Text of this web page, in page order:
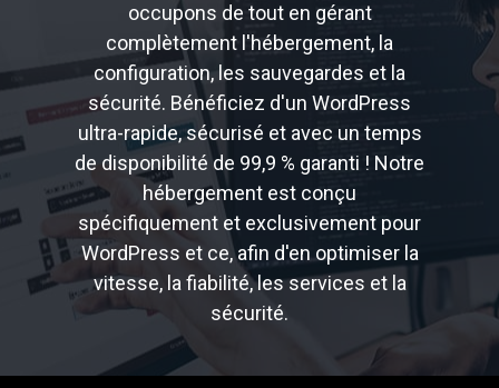
occupons de tout en gérant
complètement l'hébergement, la
configuration, les sauvegardes et la
sécurité. Bénéficiez d'un WordPress
ultra-rapide, sécurisé et avec un temps
de disponibilité de 99,9 % garanti ! Notre
hébergement est conçu
spécifiquement et exclusivement pour
WordPress et ce, afin d'en optimiser la
vitesse, la fiabilité, les services et la
sécurité.